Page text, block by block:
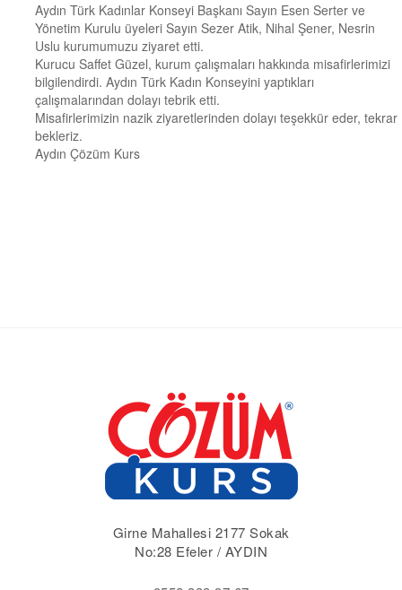
Aydın Türk Kadınlar Konseyi Başkanı Sayın Esen Serter ve
Yönetim Kurulu üyeleri Sayın Sezer Atik, Nihal Şener, Nesrin
Uslu kurumumuzu ziyaret etti.
Kurucu Saffet Güzel, kurum çalışmaları hakkında misafirlerimizi
bilgilendirdi. Aydın Türk Kadın Konseyini yaptıkları
çalışmalarından dolayı tebrik etti.
Misafirlerimizin nazik ziyaretlerinden dolayı teşekkür eder, tekrar
bekleriz.
Aydın Çözüm Kurs
Girne Mahallesi 2177 Sokak
No:28 Efeler / AYDIN